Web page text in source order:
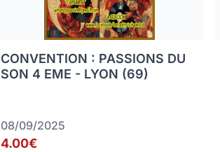
CONVENTION : PASSIONS DU
SON 4 EME - LYON (69)
08/09/2025
4.00€